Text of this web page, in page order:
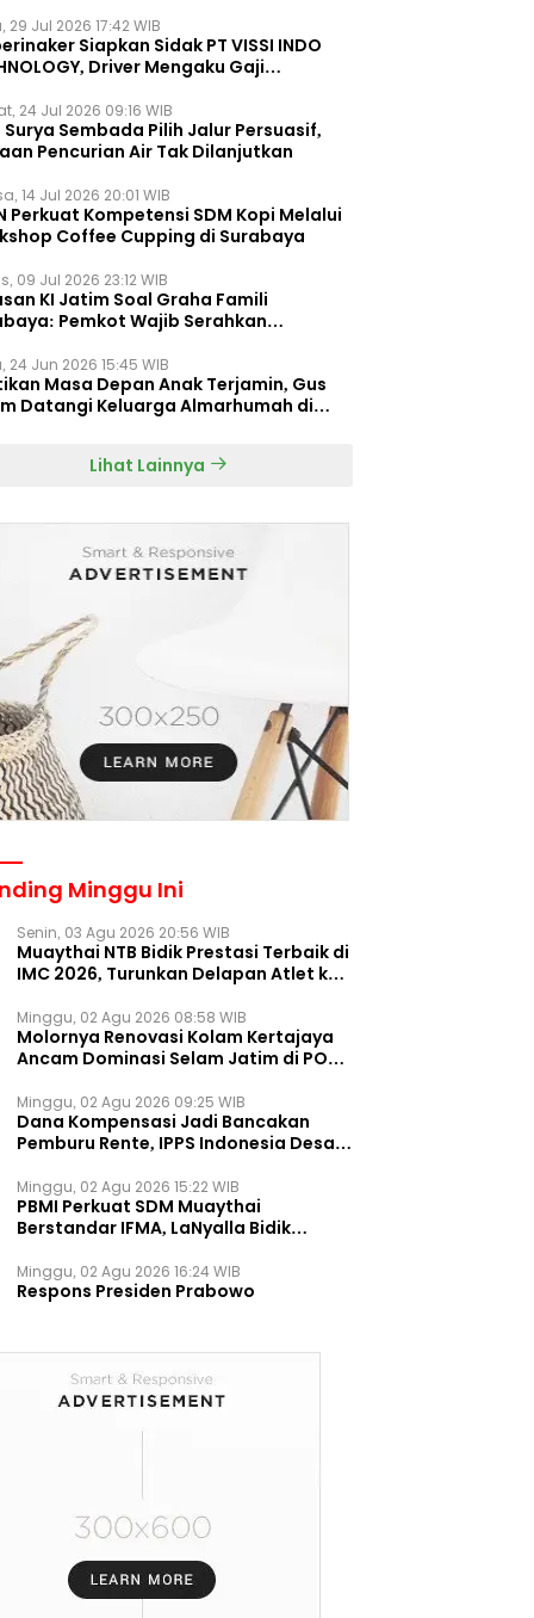
29 Jul 2026 17:42 WIB
Siapkan Sidak PT VISSI INDO
Driver Mengaku Gaji
24 Jul 2026 09:16 WIB
Surya Sembada Pilih Jalur Persuasif,
Pencurian Air Tak Dilanjutkan
14 Jul 2026 20:01 WIB
Perkuat Kompetensi SDM Kopi Melalui
Coffee Cupping di Surabaya
09 Jul 2026 23:12 WIB
KI Jatim Soal Graha Famili
Pemkot Wajib Serahkan
24 Jun 2026 15:45 WIB
Masa Depan Anak Terjamin, Gus
Datangi Keluarga Almarhumah di
Lihat Lainnya
Minggu Ini
Senin, 03 Agu 2026 20:56 WIB
Muaythai NTB Bidik Prestasi Terbaik di
IMC 2026, Turunkan Delapan Atlet ke
Minggu, 02 Agu 2026 08:58 WIB
Molornya Renovasi Kolam Kertajaya
Ancam Dominasi Selam Jatim di PON
Minggu, 02 Agu 2026 09:25 WIB
Dana Kompensasi Jadi Bancakan
Pemburu Rente, IPPS Indonesia Desak
Permanen
Minggu, 02 Agu 2026 15:22 WIB
PBMI Perkuat SDM Muaythai
Berstandar IFMA, LaNyalla Bidik
Minggu, 02 Agu 2026 16:24 WIB
Respons Presiden Prabowo